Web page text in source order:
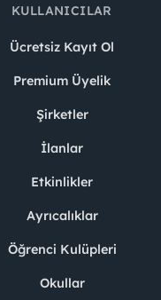
KULLANICILAR
Ücretsiz Kayıt Ol
Premium Üyelik
Şirketler
İlanlar
Etkinlikler
Ayrıcalıklar
Öğrenci Kulüpleri
Okullar